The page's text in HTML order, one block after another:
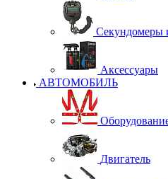
Секундомеры
Аксессуары
АВТОМОБИЛЬ
Двигатель